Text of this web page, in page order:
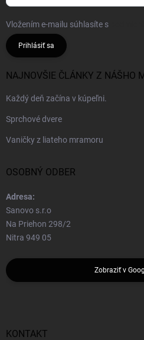
Vložením e-mailu súhlasíte s
Prihlásiť sa
NAJNOVŠIE ČLÁNKY Z NÁŠHO
Každý deň začína v kúpeľni.
Sprchové dvere
Vaničky z liateho mramoru
OSOBNÝ ODBER
Adresa:
Sanovo s.r.o
Na Priehon 298/2
Nitra 949 05
Zobraziť v
KONTAKT